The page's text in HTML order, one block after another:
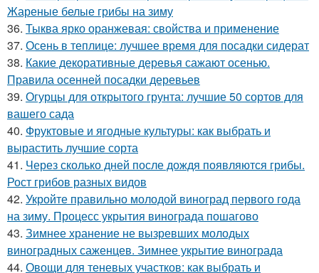
Жареные белые грибы на зиму
36. Тыква ярко оранжевая: свойства и применение
37. Осень в теплице: лучшее время для посадки сидерат
38. Какие декоративные деревья сажают осенью.
Правила осенней посадки деревьев
39. Огурцы для открытого грунта: лучшие 50 сортов для
вашего сада
40. Фруктовые и ягодные культуры: как выбрать и
вырастить лучшие сорта
41. Через сколько дней после дождя появляются грибы.
Рост грибов разных видов
42. Укройте правильно молодой виноград первого года
на зиму. Процесс укрытия винограда пошагово
43. Зимнее хранение не вызревших молодых
виноградных саженцев. Зимнее укрытие винограда
44. Овощи для теневых участков: как выбрать и